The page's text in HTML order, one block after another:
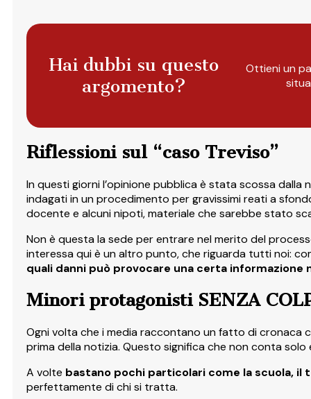
Hai dubbi su questo
argomento?
Ottieni un
Riflessioni sul “caso Treviso”
In questi giorni l’opinione pubblica è stata scossa
indagati in un procedimento per gravissimi reati a
docente e alcuni nipoti, materiale che sarebbe stato
Non è questa la sede per entrare nel merito del
interessa qui è un altro punto, che riguarda tutti noi:
quali danni può provocare una certa informazione
Minori protagonisti SENZA
Ogni volta che i media raccontano un fatto di cronaca
prima della notizia. Questo significa che non conta solo
A volte bastano pochi particolari come la scuola, il
perfettamente di chi si tratta.